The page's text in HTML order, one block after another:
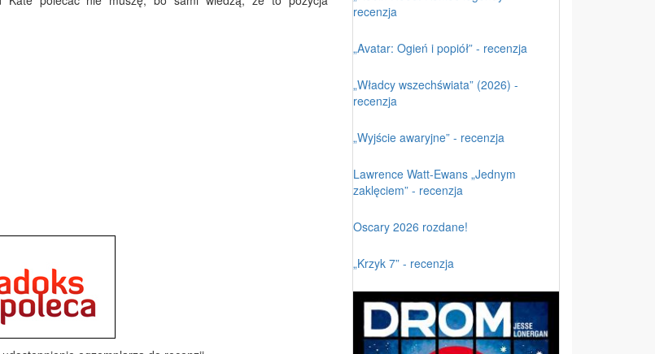
recenzja
„Avatar: Ogień i popiół” - recenzja
„Władcy wszechświata” (2026) -
recenzja
„Wyjście awaryjne” - recenzja
Lawrence Watt-Ewans „Jednym
zaklęciem” - recenzja
Oscary 2026 rozdane!
„Krzyk 7” - recenzja